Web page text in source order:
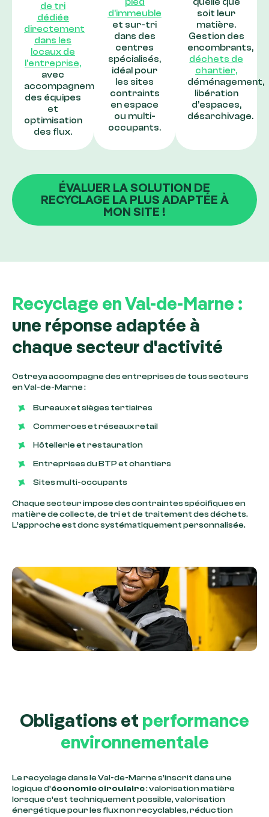
de tri
dédiée
directement
dans les
locaux de
l’entreprise,
avec
accompagnement
des équipes
et
optimisation
des flux.
pied
d’immeuble
et sur-tri
dans des
centres
spécialisés,
idéal pour
les sites
contraints
en espace
ou multi-
occupants.
quelle que
soit leur
matière.
Gestion des
encombrants,
déchets de
chantier,
déménagement,
libération
d’espaces,
désarchivage.
ÉVALUER LA SOLUTION DE
RECYCLAGE LA PLUS ADAPTÉE À
MON SITE !
Recyclage en Val-de-Marne :
une réponse adaptée à
chaque secteur d'activité
Ostreya accompagne des entreprises de tous secteurs
en Val-de-Marne :
Bureaux et sièges tertiaires
Commerces et réseaux retail
Hôtellerie et restauration
Entreprises du BTP et chantiers
Sites multi-occupants
Chaque secteur impose des contraintes spécifiques en
matière de collecte, de tri et de traitement des déchets.
L’approche est donc systématiquement personnalisée.
Obligations et performance
environnementale
Le recyclage dans le Val-de-Marne s’inscrit dans une
logique d’économie circulaire: valorisation matière
lorsque c’est techniquement possible, valorisation
énergétique pour les flux non recyclables, réduction